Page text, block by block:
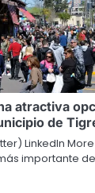
atractiva
de
LinkedIn
importante